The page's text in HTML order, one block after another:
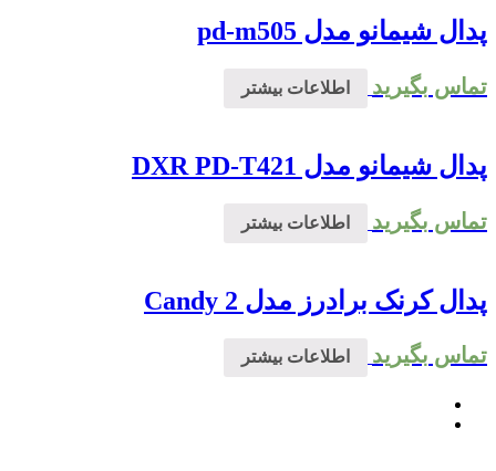
پدال شیمانو مدل pd-m505
تماس بگیرید اطلاعات بیشتر
پدال شیمانو مدل DXR PD-T421
تماس بگیرید اطلاعات بیشتر
پدال کرنک برادرز مدل Candy 2
تماس بگیرید اطلاعات بیشتر